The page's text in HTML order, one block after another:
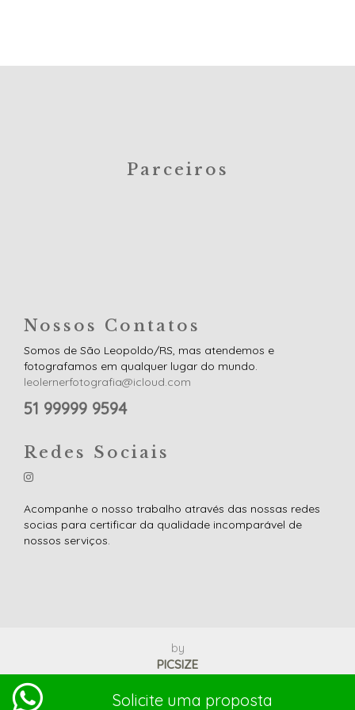
Solicite uma proposta
Parceiros
Nossos Contatos
Somos de São Leopoldo/RS, mas atendemos e
fotografamos em qualquer lugar do mundo.
leolernerfotografia@icloud.com
51 99999 9594
Redes Sociais
Acompanhe o nosso trabalho através das nossas redes
socias para certificar da qualidade incomparável de
nossos serviços.
by
PICSIZE
reservados.